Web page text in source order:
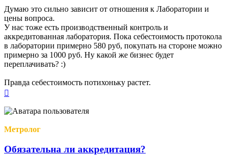
Думаю это сильно зависит от отношения к Лаборатории и
цены вопроса.
У нас тоже есть производственный контроль и
аккредитованная лаборатория. Пока себестоимость протокола
в лаборатории примерно 580 руб, покупать на стороне можно
примерно за 1000 руб. Ну какой же бизнес будет
переплачивать? :)
Правда себестоимость потихоньку растет.
началу
Метролог
Обязательна ли аккредитация?